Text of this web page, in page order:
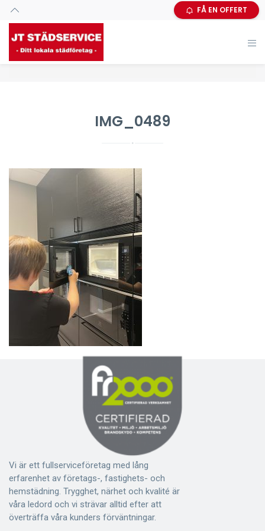
FÅ EN OFFERT
IMG_0489
Vi är ett fullserviceföretag med lång
erfarenhet av företags-, fastighets- och
hemstädning. Trygghet, närhet och kvalité är
våra ledord och vi strävar alltid efter att
överträffa våra kunders förväntningar.